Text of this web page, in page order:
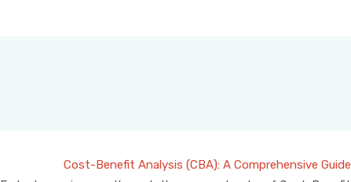
Cost-Benefit Analysis (CBA): A Comprehensive Guide